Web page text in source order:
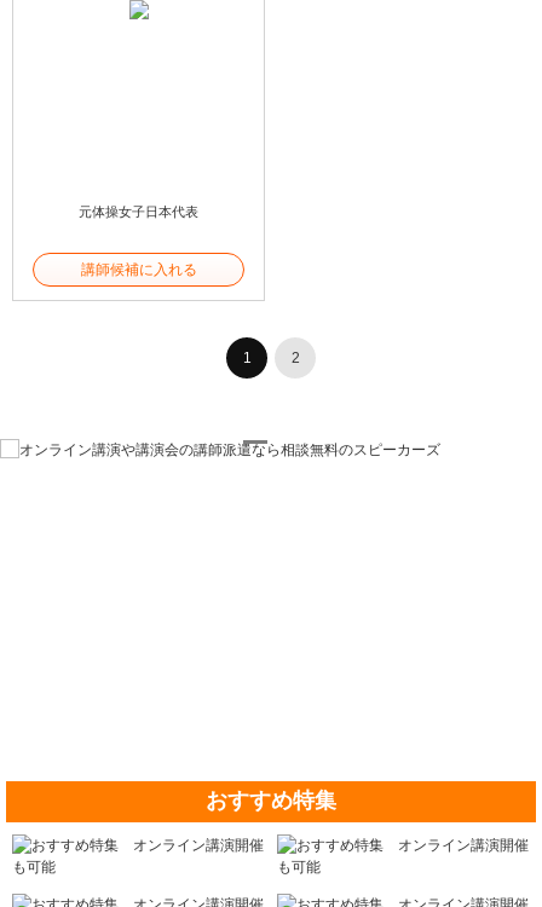
元体操女子日本代表
講師候補に入れる
1 2
おすすめ特集